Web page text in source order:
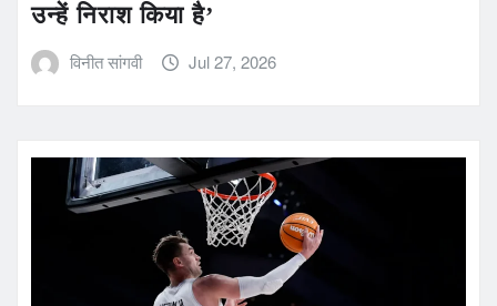
उन्हें निराश किया है’
विनीत सांगवी Jul 27, 2026